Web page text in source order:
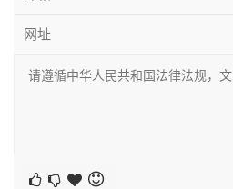
1、这里我们提到Istio是一个非常
架，所以对于Istio的架构方案来说
服务架构实现，大型的企业如果要